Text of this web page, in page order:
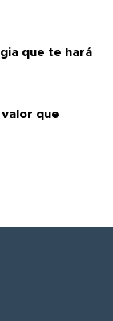
que te hará
que